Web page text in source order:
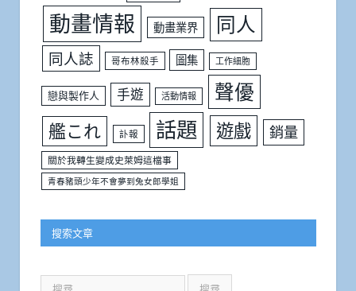
動畫情報 動畫業界 同人
同人誌 哥布林殺手 圖集 工作細胞
戀與製作人 手遊 活動情報 聲優
艦これ 訃報 話題 遊戲 銷量
關於我轉生變成史萊姆這檔事
青春豬頭少年不會夢到兔女郎學姐
搜索文章